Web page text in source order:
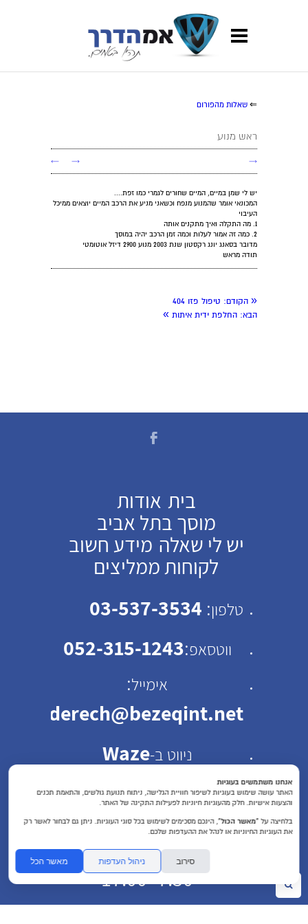
⇐ שאלות מהפורום
ראש מנוע
→
→
←
יש לי שמן במיים, המיים שחורים לגמרי כמו זפת....
המכונאי אומר שהמנוע מנפח וכשאני מניע את הרכב המיים יוצאים ממיכל
העיבוי
1. מה התקלה ואיך מתקנים אותה
2. כמה זה אמור לעלות וכמה זמן הרכב יהיה במוסך
מדובר בסאנג יונג רקסטון שנת 2003 מנוע 2900 דיזל אוטומטי
תודה מראש
« הקודם: טיפול פזו 404
הבא: החלפת ידית איתות »
בית אודות
מוסך בתל אביב
יש לי שאלה מידע חשוב
לקוחות ממליצים
טלפון:
03-537-3534
ווטסאפ:
052-315-1243
אימייל:
ניווט ב-Waze
כתובת: רחוב ישראל ב"ק
30 תל אביב
שעות פעילות : א'-ה'
7:30- 17:00
אנחנו משתמשים בעוגיות
האתר עושה שימוש בעוגיות לשיפור חוויית הגלישה, ניתוח תנועת גולשים, והתאמת תכנים
והצעות אישיות. חלק מהעוגיות חיוניות לפעילות התקינה של האתר.
בלחיצה על “מאשר הכול”, הינכם מסכימים לשימוש בכל סוגי העוגיות. ניתן גם לבחור לאשר רק
את העוגיות החיוניות או לנהל את ההעדפות שלכם.
סירוב ניהול העדפות מאשר הכל